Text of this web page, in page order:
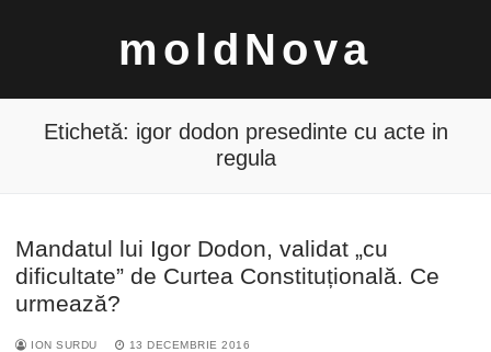
moldNova
Caută
după:
Etichetă: igor dodon presedinte cu acte in
regula
Mandatul lui Igor Dodon, validat „cu
dificultate” de Curtea Constituțională. Ce
urmează?
ION SURDU 13 DECEMBRIE 2016